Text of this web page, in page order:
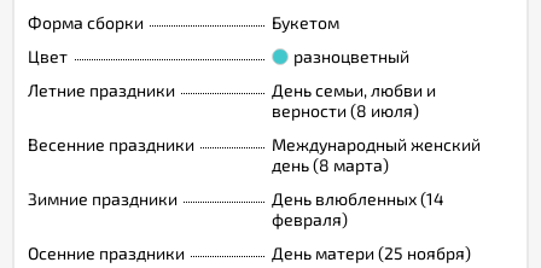
Форма сборки
Букетом
Цвет
разноцветный
Летние праздники
День семьи, любви и
верности (8 июля)
Весенние праздники
Международный женский
день (8 марта)
Зимние праздники
День влюбленных (14
февраля)
Осенние праздники
День матери (25 ноября)